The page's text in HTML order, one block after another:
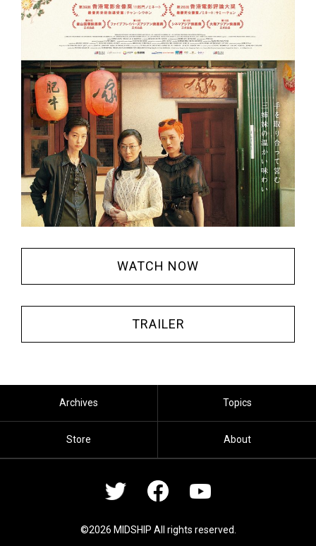
WATCH NOW
TRAILER
Archives Topics
Store About
©2026 MIDSHIP All rights reserved.